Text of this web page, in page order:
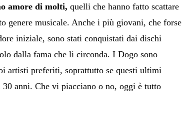
amore di molti, quelli che hanno fatto scattare
genere musicale. Anche i più giovani, che forse
iniziale, sono stati conquistati dai dischi
dalla fama che li circonda. I Dogo sono
artisti preferiti, soprattutto se questi ultimi
30 anni. Che vi piacciano o no, oggi è tutto